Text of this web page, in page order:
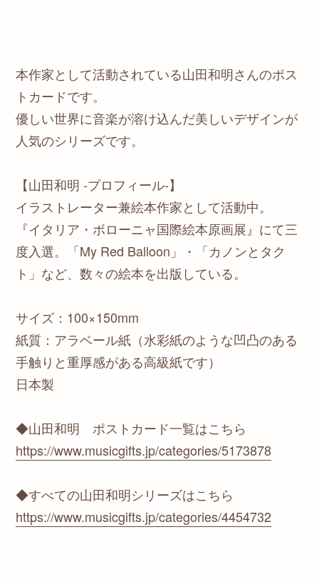
本作家として活動されている山田和明さんのポス
トカードです。
優しい世界に音楽が溶け込んだ美しいデザインが
人気のシリーズです。
【山田和明 -プロフィール-】
イラストレーター兼絵本作家として活動中。
『イタリア・ボローニャ国際絵本原画展』にて三
度入選。「My Red Balloon」・「カノンとタク
ト」など、数々の絵本を出版している。
サイズ：100×150mm
紙質：アラベール紙（水彩紙のような凹凸のある
手触りと重厚感がある高級紙です）
日本製
◆山田和明 ポストカード一覧はこちら
https://www.musicgifts.jp/categories/5173878
◆すべての山田和明シリーズはこちら
https://www.musicgifts.jp/categories/4454732